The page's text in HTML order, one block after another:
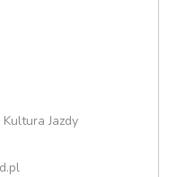
Kultura Jazdy